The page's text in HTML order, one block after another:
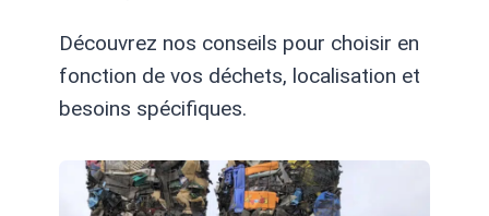
Découvrez nos conseils pour choisir en
fonction de vos déchets, localisation et
besoins spécifiques.